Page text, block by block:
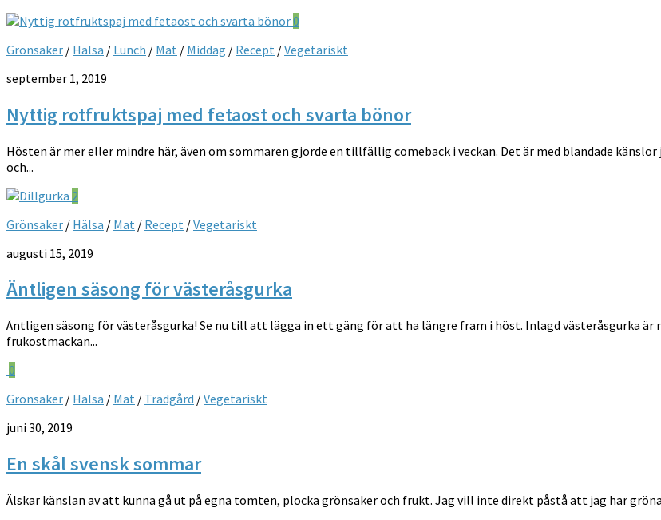
0
Grönsaker / Hälsa / Lunch / Mat / Middag / Recept /Vegetariskt
september 1, 2019
Nyttig rotfruktspaj med fetaost och svarta bönor
Hösten är mer eller mindre här, även om sommaren gjorde en tillfällig comeback i veckan. Det är med blandade
och...
2
Grönsaker / Hälsa / Mat / Recept /Vegetariskt
augusti 15, 2019
Äntligen säsong för västeråsgurka
Äntligen säsong för västeråsgurka! Se nu till att lägga in ett gäng för att ha längre fram i höst. Inlagd
frukostmackan...
0
Grönsaker / Hälsa / Mat / Trädgård /Vegetariskt
juni 30, 2019
En skål svensk sommar
Älskar känslan av att kunna gå ut på egna tomten, plocka grönsaker och frukt. Jag vill inte direkt påstå att jag har